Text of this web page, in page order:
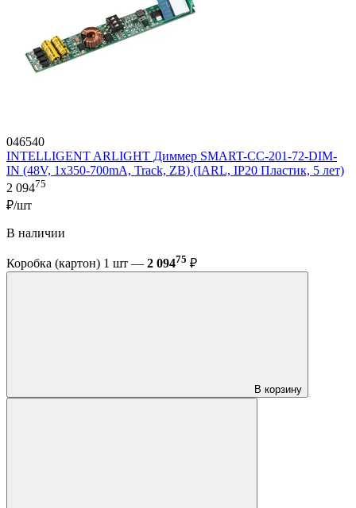
046540
INTELLIGENT ARLIGHT Диммер SMART-CC-201-72-DIM-
IN (48V, 1x350-700mA, Track, ZB) (IARL, IP20 Пластик, 5 лет)
2 09475
₽/шт
В наличии
Коробка (картон) 1 шт — 2 09475 ₽
В корзину